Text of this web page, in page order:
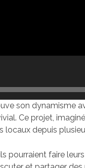
son
Ce projet,
depuis
pourraient faire